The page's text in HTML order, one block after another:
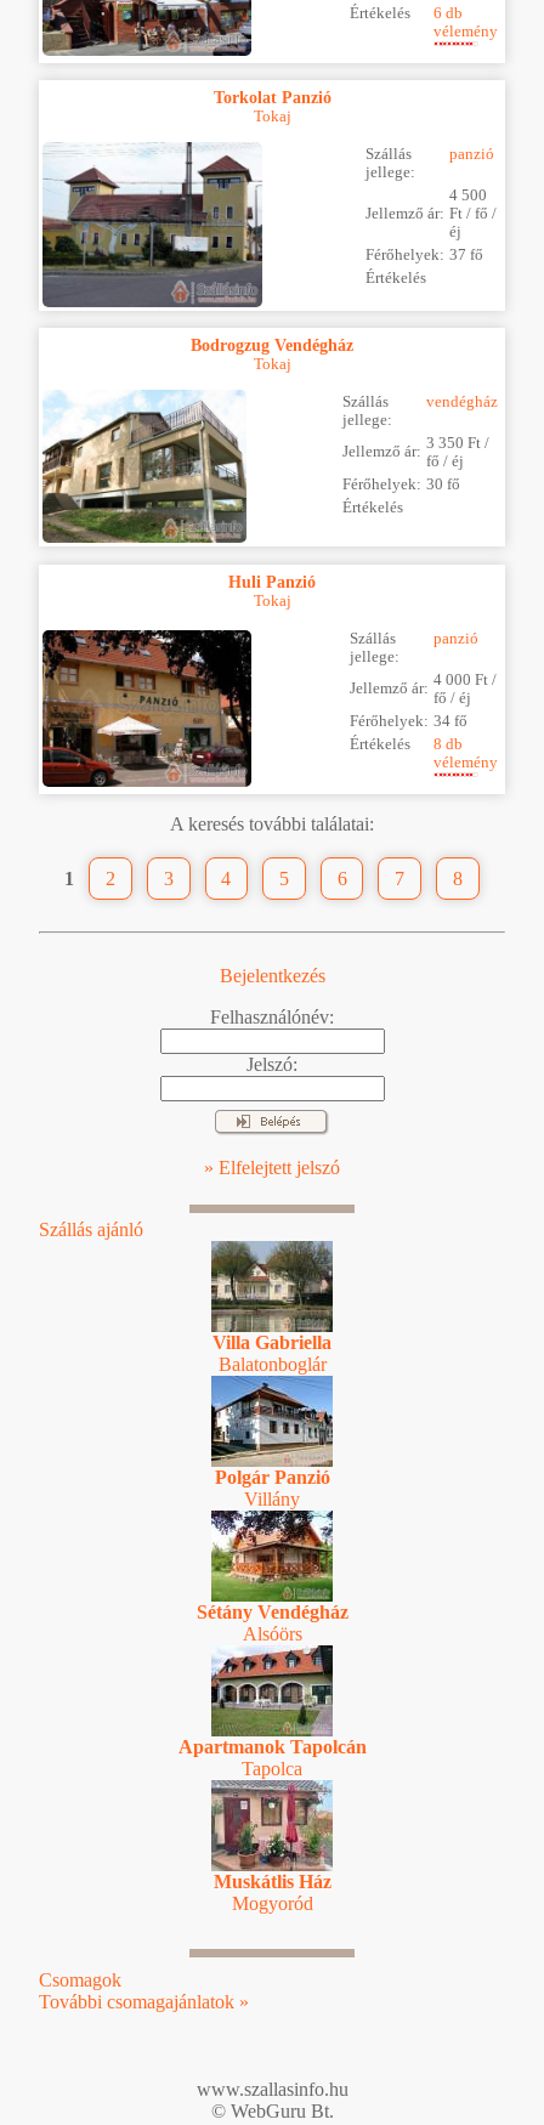
Értékelés
6 db
vélemény
Torkolat Panzió
Tokaj
Szállás
jellege:
panzió
Jellemző ár:
4 500
Ft / fő /
éj
Férőhelyek: 37 fő
Értékelés
Bodrogzug Vendégház
Tokaj
Szállás
jellege:
vendégház
Jellemző ár: 3 350 Ft /
fő / éj
Férőhelyek: 30 fő
Értékelés
Huli Panzió
Tokaj
Szállás
jellege:
panzió
Jellemző ár: 4 000 Ft /
fő / éj
Férőhelyek: 34 fő
Értékelés
8 db
vélemény
A keresés további találatai:
1 2 3 4 5 6 7 8
Bejelentkezés
Felhasználónév:
Jelszó:
» Elfelejtett jelszó
Szállás ajánló
Villa Gabriella
Balatonboglár
Polgár Panzió
Villány
Sétány Vendégház
Alsóörs
Apartmanok Tapolcán
Tapolca
Muskátlis Ház
Mogyoród
Csomagok
További csomagajánlatok »
www.szallasinfo.hu
© WebGuru Bt.